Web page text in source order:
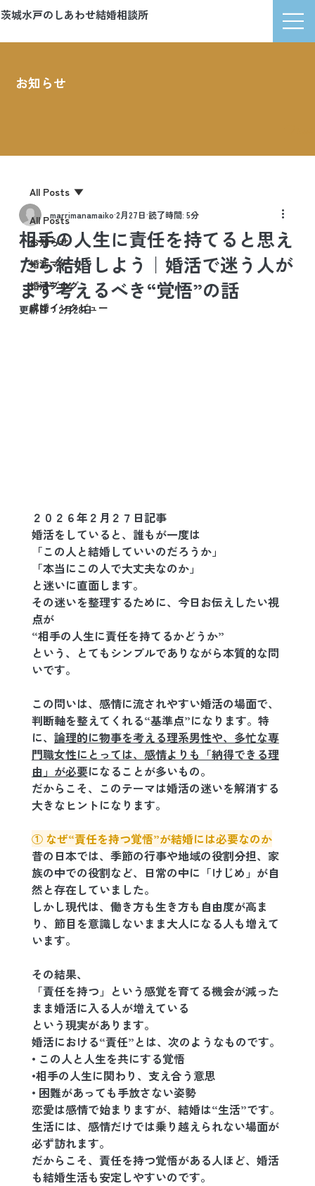
茨城水戸のしあわせ結婚相談所
お知らせ
All Posts
お知らせ
婚活マナー
婚活ブログ
成婚インタビュー
All Posts
相手の人生に責任を持てると思え
たら結婚しよう｜婚活で迷う人が
まず考えるべき“覚悟”の話
marrimanamaiko 2月27日 読了時間: 5分
更新日：2月28日
２０２６年２月２７日記事
婚活をしていると、誰もが一度は
「この人と結婚していいのだろうか」
「本当にこの人で大丈夫なのか」
と迷いに直面します。
その迷いを整理するために、今日お伝えしたい視
点が
“相手の人生に責任を持てるかどうか”
という、とてもシンプルでありながら本質的な問
いです。
この問いは、感情に流されやすい婚活の場面で、
判断軸を整えてくれる“基準点”になります。特
に、 論理的に物事を考える理系男性や、多忙な専
門職女性にとっては、感情よりも「納得できる理
由」が必要になることが多いもの。
だからこそ、このテーマは婚活の迷いを解消する
大きなヒントになります。
① なぜ“責任を持つ覚悟”が結婚には必要なのか
昔の日本では、季節の行事や地域の役割分担、家
族の中での役割など、日常の中に「けじめ」が自
然と存在していました。
しかし現代は、働き方も生き方も自由度が高ま
り、節目を意識しないまま大人になる人も増えて
います。
その結果、
「責任を持つ」という感覚を育てる機会が減った
まま婚活に入る人が増えている
という現実があります。
婚活における“責任”とは、次のようなものです。
• この人と人生を共にする覚悟
•相手の人生に関わり、支え合う意思
• 困難があっても手放さない姿勢
恋愛は感情で始まりますが、結婚は“生活”です。
生活には、感情だけでは乗り越えられない場面が
必ず訪れます。
だからこそ、責任を持つ覚悟がある人ほど、婚活
も結婚生活も安定しやすいのです。